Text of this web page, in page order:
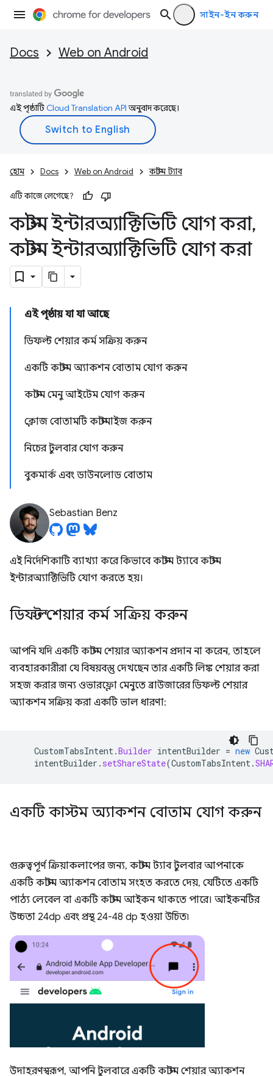
সাইন-ইন করুন
Docs Web on Android
এই পৃষ্ঠাটিCloud Translation APIঅনুবাদ করেছে।
হোম Docs Web on Android কাস্টম ট্যাব
এটি কাজে লেগেছে?
কাস্টম ইন্টারঅ্যাক্টিভিটি যোগ করা,
কাস্টম ইন্টারঅ্যাক্টিভিটি যোগ করা
এই পৃষ্ঠায় যা যা আছে
ডিফল্ট শেয়ার কর্ম সক্রিয় করুন
একটি কাস্টম অ্যাকশন বোতাম যোগ করুন
কাস্টম মেনু আইটেম যোগ করুন
ক্লোজ বোতামটি কাস্টমাইজ করুন
নিচের টুলবার যোগ করুন
বুকমার্ক এবং ডাউনলোড বোতাম
Sebastian Benz
এই নির্দেশিকাটি ব্যাখ্যা করে কিভাবে কাস্টম ট্যাবে কাস্টম
ইন্টারঅ্যাক্টিভিটি যোগ করতে হয়।
ডিফল্ট শেয়ার কর্ম সক্রিয় করুন
আপনি যদি একটি কাস্টম শেয়ার অ্যাকশন প্রদান না করেন, তাহলে
ব্যবহারকারীরা যে বিষয়বস্তু দেখছেন তার একটি লিঙ্ক শেয়ার করা
সহজ করার জন্য ওভারফ্লো মেনুতে ব্রাউজারের ডিফল্ট শেয়ার
অ্যাকশন সক্রিয় করা একটি ভাল ধারণা:
CustomTabsIntent.Builder intentBuilder = new
intentBuilder . setShareState(CustomTabsIntent.
একটি কাস্টম অ্যাকশন বোতাম যোগ করুন
গুরুত্বপূর্ণ ক্রিয়াকলাপের জন্য, কাস্টম ট্যাব টুলবার আপনাকে
একটি কাস্টম অ্যাকশন বোতাম সংহত করতে দেয়, যেটিতে একটি
পাঠ্য লেবেল বা একটি কাস্টম আইকন থাকতে পারে। আইকনটির
উচ্চতা 24dp এবং প্রস্থ 24-48 dp হওয়া উচিত৷
উদাহরণস্বরূপ, আপনি টুলবারে একটি কাস্টম শেয়ার অ্যাকশন